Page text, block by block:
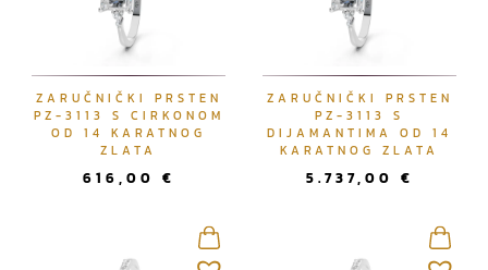
ZARUČNIČKI PRSTEN
PZ-3113 S CIRKONOM
OD 14 KARATNOG
ZLATA
616,00 €
ZARUČNIČKI PRSTEN
PZ-3113 S
DIJAMANTIMA OD 14
KARATNOG ZLATA
5.737,00 €